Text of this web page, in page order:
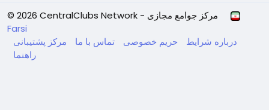
© 2026 CentralClubs Network - مرکز جوامع مجازی
Farsi
درباره شرایط حریم خصوصی تماس با ما
مرکز پشتیبانی
راهنما